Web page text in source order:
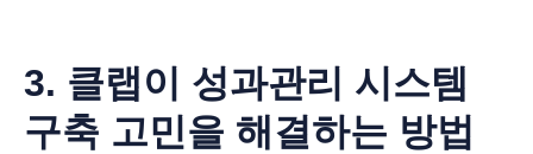
3. 클랩이 성과관리 시스템
구축 고민을 해결하는 방법